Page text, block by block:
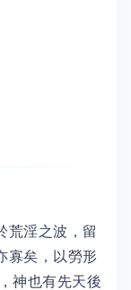
荒淫之波，留
寡矣，以勞形
神也有先天後